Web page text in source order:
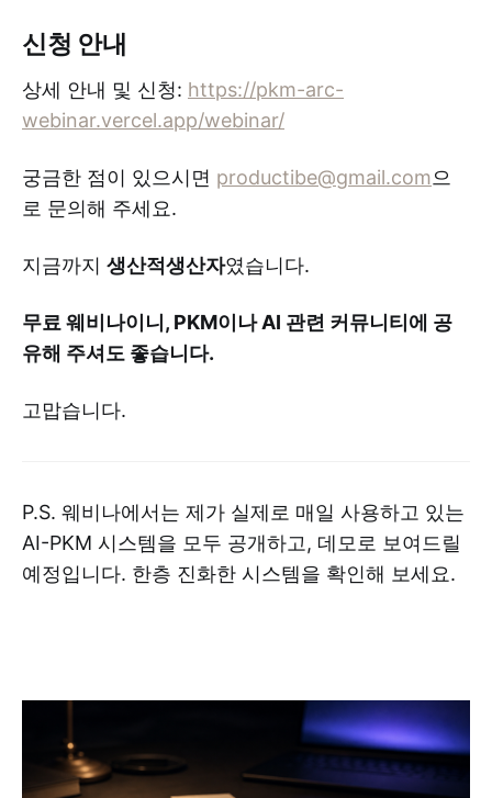
신청 안내
상세 안내 및 신청: https://pkm-arc-
webinar.vercel.app/webinar/
궁금한 점이 있으시면 productibe@gmail.com으
로 문의해 주세요.
지금까지 생산적생산자였습니다.
무료 웨비나이니, PKM이나 AI 관련 커뮤니티에 공
유해 주셔도 좋습니다.
고맙습니다.
P.S. 웨비나에서는 제가 실제로 매일 사용하고 있는
AI-PKM 시스템을 모두 공개하고, 데모로 보여드릴
예정입니다. 한층 진화한 시스템을 확인해 보세요.